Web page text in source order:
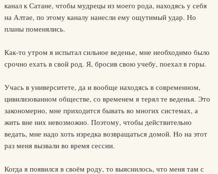
канал к Сатане, чтобы мудрецы из моего рода, находясь у себя
на Алтае, по этому каналу нанесли ему ощутимый удар. Но
планы поменялись.
Как-то утром я испытал сильное веденье, мне необходимо было
срочно ехать в свой род. Я, бросив свою учебу, поехал в горы.
Учась в университете, да и вообще находясь в современном,
цивилизованном обществе, со временем я терял те веденья. Это
закономерно, мне приходится бывать во многих системах, а
жить вне них невозможно. Поэтому, чтобы действительно
ведать, мне надо хоть изредка возвращаться домой. Но на этот
раз меня вызвали во время сессии.
Когда я появился в своём роду, то выяснилось, что меня там с